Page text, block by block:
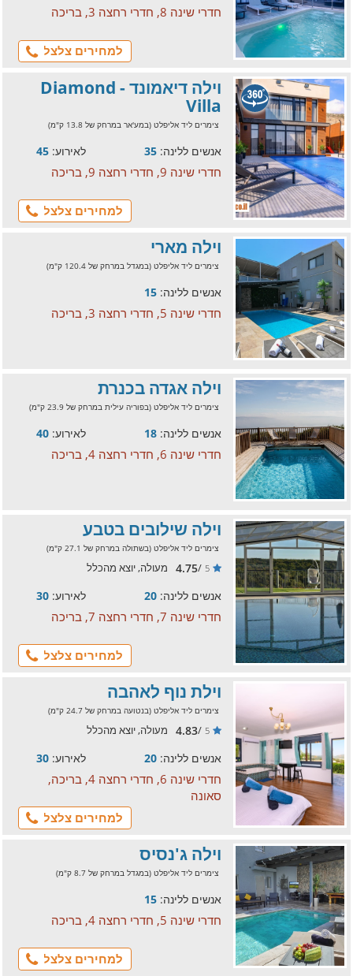
חדרי שינה 8, חדרי רחצה 3, בריכה
למחירים צלצל
וילה דיאמונד - Diamond
Villa
צימרים ליד אליפלט (במע'אר במרחק של 13.8 ק"מ)
אנשים ללינה: 35 לאירוע: 45
חדרי שינה 9, חדרי רחצה 9, בריכה
למחירים צלצל
וילה מארי
צימרים ליד אליפלט (במגדל במרחק של 120.4 ק"מ)
אנשים ללינה: 15
חדרי שינה 5, חדרי רחצה 3, בריכה
וילה אגדה בכנרת
צימרים ליד אליפלט (בפוריה עילית במרחק של 23.9 ק"מ)
אנשים ללינה: 18 לאירוע: 40
חדרי שינה 6, חדרי רחצה 4, בריכה
וילה שילובים בטבע
צימרים ליד אליפלט (בשתולה במרחק של 27.1 ק"מ)
5
/
4.75 מעולה, יוצא מהכלל
אנשים ללינה: 20 לאירוע: 30
חדרי שינה 7, חדרי רחצה 7, בריכה
למחירים צלצל
וילת נוף לאהבה
צימרים ליד אליפלט (בנטועה במרחק של 24.7 ק"מ)
5
/
4.83 מעולה, יוצא מהכלל
אנשים ללינה: 20 לאירוע: 30
חדרי שינה 6, חדרי רחצה 4, בריכה,
סאונה
למחירים צלצל
וילה ג'נסיס
צימרים ליד אליפלט (במגדל במרחק של 8.7 ק"מ)
אנשים ללינה: 15
חדרי שינה 5, חדרי רחצה 4, בריכה
למחירים צלצל